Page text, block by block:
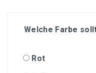
Welche Farbe
Rot